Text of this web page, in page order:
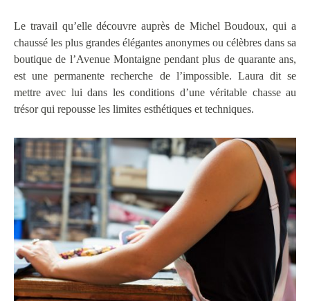
Le travail qu’elle découvre auprès de Michel Boudoux, qui a
chaussé les plus grandes élégantes anonymes ou célèbres dans sa
boutique de l’Avenue Montaigne pendant plus de quarante ans,
est une permanente recherche de l’impossible. Laura dit se
mettre avec lui dans les conditions d’une véritable chasse au
trésor qui repousse les limites esthétiques et techniques.